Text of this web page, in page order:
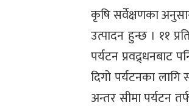
कृषि सर्वेक्षणका
उत्पादन हुन्छ । ११
पर्यटन
दिगो पर्यटनका
अन्तर सीमा पर्यटन